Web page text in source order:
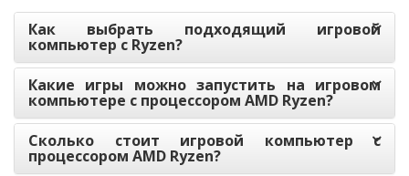
Как выбрать подходящий игровой
компьютер с Ryzen?
Какие игры можно запустить на игровом
компьютере с процессором AMD Ryzen?
Сколько стоит игровой компьютер с
процессором AMD Ryzen?